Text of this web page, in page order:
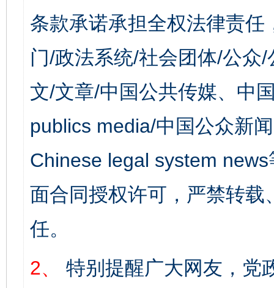
条款承诺承担全权法律责
门/政法系统/社会团体/公众
文/文章/中国公共传媒、中
publics media/中国公众新
Chinese legal system
面合同授权许可，严禁转
任。
2、
特别提醒广大网友，党